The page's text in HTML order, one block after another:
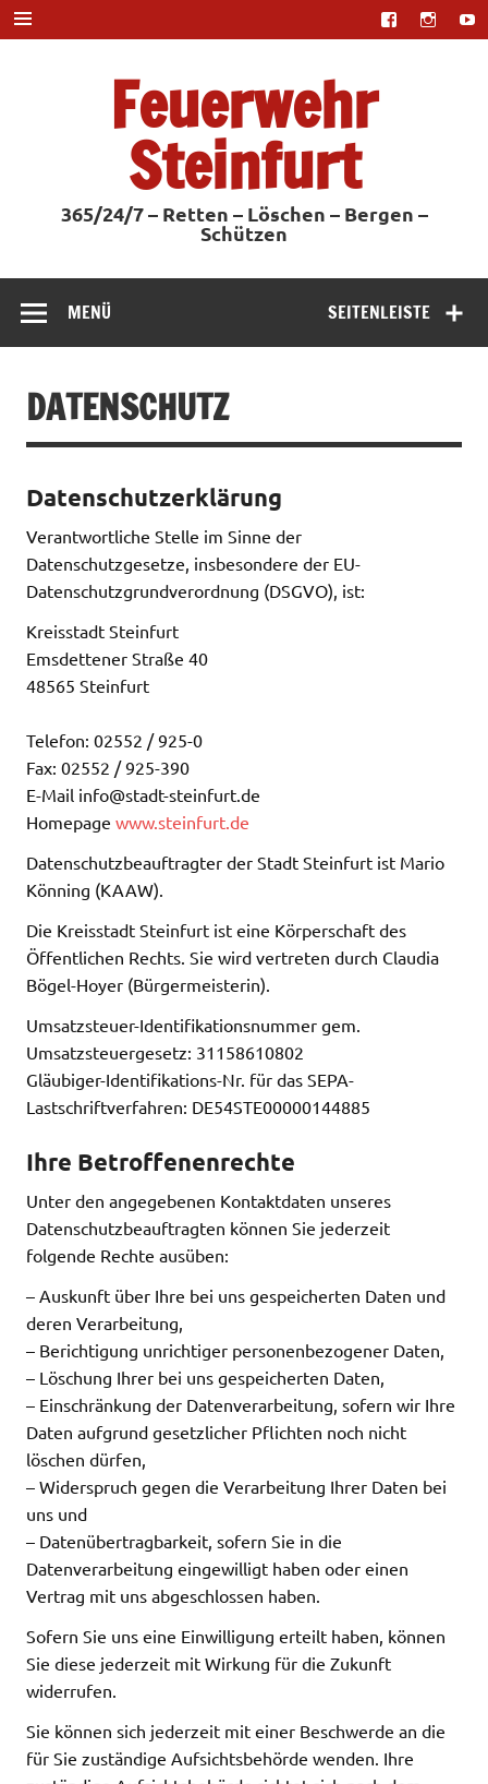
Zum
Inhalt
springen
Feuerwehr
Steinfurt
365/24/7 – Retten – Löschen – Bergen –
Schützen
SEITENLEISTE
MENÜ
DATENSCHUTZ
Datenschutzerklärung
Verantwortliche Stelle im Sinne der
Datenschutzgesetze, insbesondere der EU-
Datenschutzgrundverordnung (DSGVO), ist:
Kreisstadt Steinfurt
Emsdettener Straße 40
48565 Steinfurt
Telefon: 02552 / 925-0
Fax: 02552 / 925-390
E-Mail info@stadt-steinfurt.de
Homepage www.steinfurt.de
Datenschutzbeauftragter der Stadt Steinfurt ist Mario
Könning (KAAW).
Die Kreisstadt Steinfurt ist eine Körperschaft des
Öffentlichen Rechts. Sie wird vertreten durch Claudia
Bögel-Hoyer (Bürgermeisterin).
Umsatzsteuer-Identifikationsnummer gem.
Umsatzsteuergesetz: 31158610802
Gläubiger-Identifikations-Nr. für das SEPA-
Lastschriftverfahren: DE54STE00000144885
Ihre Betroffenenrechte
Unter den angegebenen Kontaktdaten unseres
Datenschutzbeauftragten können Sie jederzeit
folgende Rechte ausüben:
– Auskunft über Ihre bei uns gespeicherten Daten und
deren Verarbeitung,
– Berichtigung unrichtiger personenbezogener Daten,
– Löschung Ihrer bei uns gespeicherten Daten,
– Einschränkung der Datenverarbeitung, sofern wir Ihre
Daten aufgrund gesetzlicher Pflichten noch nicht
löschen dürfen,
– Widerspruch gegen die Verarbeitung Ihrer Daten bei
uns und
– Datenübertragbarkeit, sofern Sie in die
Datenverarbeitung eingewilligt haben oder einen
Vertrag mit uns abgeschlossen haben.
Sofern Sie uns eine Einwilligung erteilt haben, können
Sie diese jederzeit mit Wirkung für die Zukunft
widerrufen.
Sie können sich jederzeit mit einer Beschwerde an die
für Sie zuständige Aufsichtsbehörde wenden. Ihre